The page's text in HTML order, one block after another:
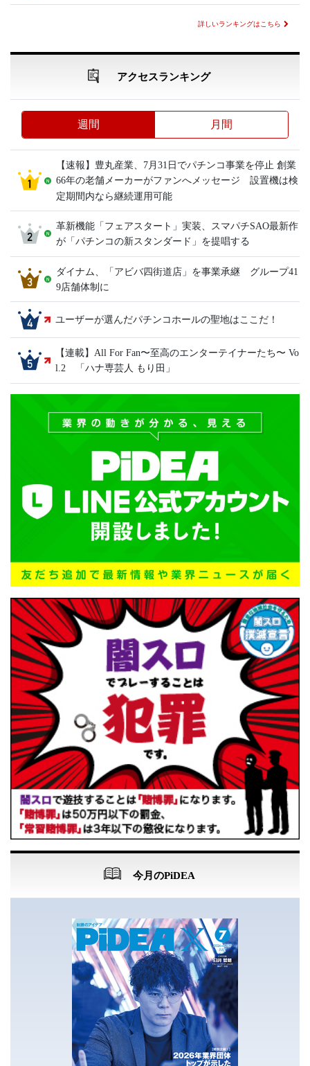
詳しいランキングはこちら
アクセスランキング
週間 月間
【速報】豊丸産業、7月31日でパチンコ事業を停止 創業
66年の老舗メーカーがファンへメッセージ 設置機は検
定期間内なら継続運用可能
革新機能「フェアスタート」実装、スマパチSAO最新作
が「パチンコの新スタンダード」を提唱する
ダイナム、「アビバ四街道店」を事業承継 グループ41
9店舗体制に
ユーザーが選んだパチンコホールの聖地はここだ！
【連載】All For Fan〜至高のエンターテイナーたち〜 Vo
l.2 「ハナ専芸人 もり田」
今月のPiDEA